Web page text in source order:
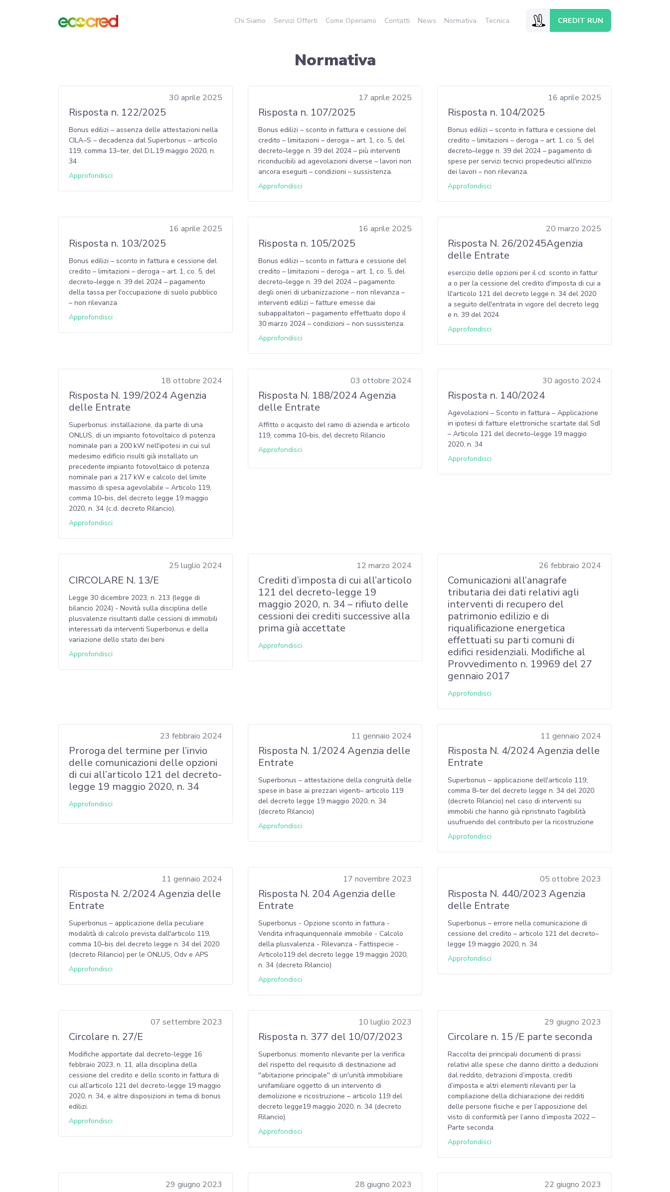
Chi Siamo Servizi Offerti Come Operiamo Contatti News Normativa Tecnica CREDIT RUN
Normativa
30 aprile 2025
Risposta n. 122/2025
Bonus edilizi – assenza delle attestazioni nella
CILA–S – decadenza dal Superbonus – articolo
119, comma 13–ter, del D.L.19 maggio 2020, n.
34
Approfondisci
17 aprile 2025
Risposta n. 107/2025
Bonus edilizi – sconto in fattura e cessione del
credito – limitazioni – deroga – art. 1, co. 5, del
decreto–legge n. 39 del 2024 – più interventi
riconducibili ad agevolazioni diverse – lavori non
ancora eseguiti – condizioni – sussistenza.
Approfondisci
16 aprile 2025
Risposta n. 104/2025
Bonus edilizi – sconto in fattura e cessione del
credito – limitazioni – deroga – art. 1, co. 5, del
decreto–legge n. 39 del 2024 – pagamento di
spese per servizi tecnici propedeutici all'inizio
dei lavori – non rilevanza.
Approfondisci
16 aprile 2025
Risposta n. 103/2025
Bonus edilizi – sconto in fattura e cessione del
credito – limitazioni – deroga – art. 1, co. 5, del
decreto–legge n. 39 del 2024 – pagamento
della tassa per l'occupazione di suolo pubblico
– non rilevanza
Approfondisci
16 aprile 2025
Risposta n. 105/2025
Bonus edilizi – sconto in fattura e cessione del
credito – limitazioni – deroga – art. 1, co. 5, del
decreto–legge n. 39 del 2024 – pagamento
degli oneri di urbanizzazione – non rilevanza –
interventi edilizi – fatture emesse dai
subappaltatori – pagamento effettuato dopo il
30 marzo 2024 – condizioni – non sussistenza.
Approfondisci
20 marzo 2025
Risposta N. 26/20245Agenzia
delle Entrate
esercizio delle opzioni per il cd. sconto in fattur
a o per la cessione del credito d'imposta di cui a
ll'articolo 121 del decreto legge n. 34 del 2020
a seguito dell'entrata in vigore del decreto legg
e n. 39 del 2024
Approfondisci
18 ottobre 2024
Risposta N. 199/2024 Agenzia
delle Entrate
Superbonus: installazione, da parte di una
ONLUS, di un impianto fotovoltaico di potenza
nominale pari a 200 kW nell'ipotesi in cui sul
medesimo edificio risulti già installato un
precedente impianto fotovoltaico di potenza
nominale pari a 217 kW e calcolo del limite
massimo di spesa agevolabile – Articolo 119,
comma 10–bis, del decreto legge 19 maggio
2020, n. 34 (c.d. decreto Rilancio).
Approfondisci
03 ottobre 2024
Risposta N. 188/2024 Agenzia
delle Entrate
Affitto o acquisto del ramo di azienda e articolo
119, comma 10–bis, del decreto Rilancio
Approfondisci
30 agosto 2024
Risposta n. 140/2024
Agevolazioni – Sconto in fattura – Applicazione
in ipotesi di fatture elettroniche scartate dal SdI
– Articolo 121 del decreto–legge 19 maggio
2020, n. 34
Approfondisci
25 luglio 2024
CIRCOLARE N. 13/E
Legge 30 dicembre 2023, n. 213 (legge di
bilancio 2024) - Novità sulla disciplina delle
plusvalenze risultanti dalle cessioni di immobili
interessati da interventi Superbonus e della
variazione dello stato dei beni
Approfondisci
12 marzo 2024
Crediti d’imposta di cui all’articolo
121 del decreto-legge 19
maggio 2020, n. 34 – rifiuto delle
cessioni dei crediti successive alla
prima già accettate
Approfondisci
26 febbraio 2024
Comunicazioni all’anagrafe
tributaria dei dati relativi agli
interventi di recupero del
patrimonio edilizio e di
riqualificazione energetica
effettuati su parti comuni di
edifici residenziali. Modifiche al
Provvedimento n. 19969 del 27
gennaio 2017
Approfondisci
23 febbraio 2024
Proroga del termine per l’invio
delle comunicazioni delle opzioni
di cui all’articolo 121 del decreto-
legge 19 maggio 2020, n. 34
Approfondisci
11 gennaio 2024
Risposta N. 1/2024 Agenzia delle
Entrate
Superbonus – attestazione della congruità delle
spese in base ai prezzari vigenti– articolo 119
del decreto legge 19 maggio 2020, n. 34
(decreto Rilancio)
Approfondisci
11 gennaio 2024
Risposta N. 4/2024 Agenzia delle
Entrate
Superbonus – applicazione dell'articolo 119,
comma 8–ter del decreto legge n. 34 del 2020
(decreto Rilancio) nel caso di interventi su
immobili che hanno già ripristinato l'agibilità
usufruendo del contributo per la ricostruzione
Approfondisci
11 gennaio 2024
Risposta N. 2/2024 Agenzia delle
Entrate
Superbonus – applicazione della peculiare
modalità di calcolo prevista dall'articolo 119,
comma 10–bis del decreto legge n. 34 del 2020
(decreto Rilancio) per le ONLUS, Odv e APS
Approfondisci
17 novembre 2023
Risposta N. 204 Agenzia delle
Entrate
Superbonus - Opzione sconto in fattura -
Vendita infraquinquennale immobile - Calcolo
della plusvalenza - Rilevanza - Fattispecie -
Articolo119 del decreto legge 19 maggio 2020,
n. 34 (decreto Rilancio)
Approfondisci
05 ottobre 2023
Risposta N. 440/2023 Agenzia
delle Entrate
Superbonus – errore nella comunicazione di
cessione del credito – articolo 121 del decreto–
legge 19 maggio 2020, n. 34
Approfondisci
07 settembre 2023
Circolare n. 27/E
Modifiche apportate dal decreto-legge 16
febbraio 2023, n. 11, alla disciplina della
cessione del credito e dello sconto in fattura di
cui all’articolo 121 del decreto-legge 19 maggio
2020, n. 34, e altre disposizioni in tema di bonus
edilizi.
Approfondisci
10 luglio 2023
Risposta n. 377 del 10/07/2023
Superbonus: momento rilevante per la verifica
del rispetto del requisito di destinazione ad
''abitazione principale'' di un'unità immobiliare
unifamiliare oggetto di un intervento di
demolizione e ricostruzione – articolo 119 del
decreto legge19 maggio 2020, n. 34 (decreto
Rilancio).
Approfondisci
29 giugno 2023
Circolare n. 15 /E parte seconda
Raccolta dei principali documenti di prassi
relativi alle spese che danno diritto a deduzioni
dal reddito, detrazioni d’imposta, crediti
d’imposta e altri elementi rilevanti per la
compilazione della dichiarazione dei redditi
delle persone fisiche e per l’apposizione del
visto di conformità per l’anno d’imposta 2022 –
Parte seconda
Approfondisci
29 giugno 2023 28 giugno 2023 22 giugno 2023